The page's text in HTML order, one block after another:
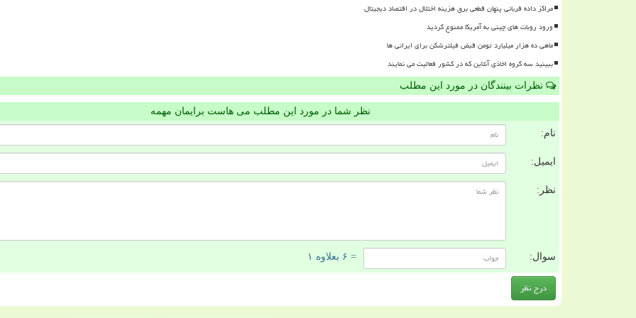
مراکز داده قربانی پنهان قطعی برق هزینه اختلال در اقتصاد دیجیتال
ورود روبات های چینی به آمریکا ممنوع گردید
ماهی ده هزار میلیارد تومن قبض فیلترشکن برای ایرانی ها
ببینید سه گروه اخاذی آنلاین که در کشور فعالیت می نمایند
نظرات بینندگان در مورد این مطلب
نظر شما در مورد این مطلب می هاست برایمان مهمه
نام:
ایمیل:
نظر:
سوال: = ۶ بعلاوه ۱